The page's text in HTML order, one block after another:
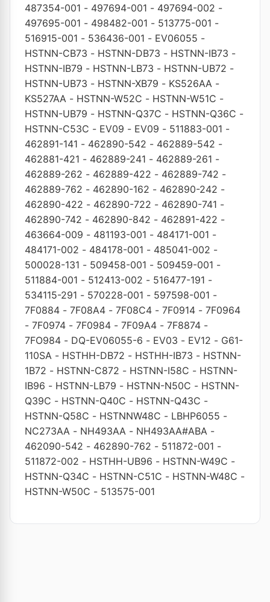
487354-001 - 497694-001 - 497694-002 -
497695-001 - 498482-001 - 513775-001 -
516915-001 - 536436-001 - EV06055 -
HSTNN-CB73 - HSTNN-DB73 - HSTNN-IB73 -
HSTNN-IB79 - HSTNN-LB73 - HSTNN-UB72 -
HSTNN-UB73 - HSTNN-XB79 - KS526AA -
KS527AA - HSTNN-W52C - HSTNN-W51C -
HSTNN-UB79 - HSTNN-Q37C - HSTNN-Q36C -
HSTNN-C53C - EV09 - EV09 - 511883-001 -
462891-141 - 462890-542 - 462889-542 -
462881-421 - 462889-241 - 462889-261 -
462889-262 - 462889-422 - 462889-742 -
462889-762 - 462890-162 - 462890-242 -
462890-422 - 462890-722 - 462890-741 -
462890-742 - 462890-842 - 462891-422 -
463664-009 - 481193-001 - 484171-001 -
484171-002 - 484178-001 - 485041-002 -
500028-131 - 509458-001 - 509459-001 -
511884-001 - 512413-002 - 516477-191 -
534115-291 - 570228-001 - 597598-001 -
7F0884 - 7F08A4 - 7F08C4 - 7F0914 - 7F0964
- 7F0974 - 7F0984 - 7F09A4 - 7F8874 -
7FO984 - DQ-EV06055-6 - EV03 - EV12 - G61-
110SA - HSTHH-DB72 - HSTHH-IB73 - HSTNN-
1B72 - HSTNN-C872 - HSTNN-I58C - HSTNN-
IB96 - HSTNN-LB79 - HSTNN-N50C - HSTNN-
Q39C - HSTNN-Q40C - HSTNN-Q43C -
HSTNN-Q58C - HSTNNW48C - LBHP6055 -
NC273AA - NH493AA - NH493AA#ABA -
462090-542 - 462890-762 - 511872-001 -
511872-002 - HSTHH-UB96 - HSTNN-W49C -
HSTNN-Q34C - HSTNN-C51C - HSTNN-W48C -
HSTNN-W50C - 513575-001